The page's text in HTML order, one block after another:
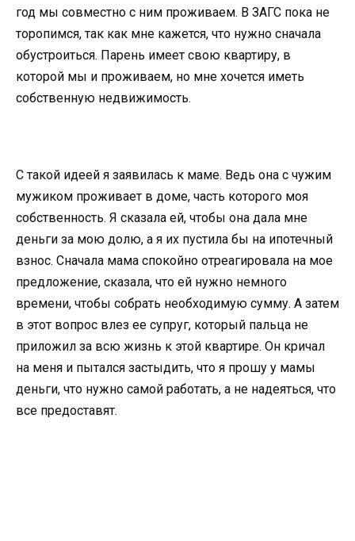
год мы совместно с ним проживаем. В ЗАГС пока не
торопимся, так как мне кажется, что нужно сначала
обустроиться. Парень имеет свою квартиру, в
которой мы и проживаем, но мне хочется иметь
собственную недвижимость.
С такой идеей я заявилась к маме. Ведь она с чужим
мужиком проживает в доме, часть которого моя
собственность. Я сказала ей, чтобы она дала мне
деньги за мою долю, а я их пустила бы на ипотечный
взнос. Сначала мама спокойно отреагировала на мое
предложение, сказала, что ей нужно немного
времени, чтобы собрать необходимую сумму. А затем
в этот вопрос влез ее супруг, который пальца не
приложил за всю жизнь к этой квартире. Он кричал
на меня и пытался застыдить, что я прошу у мамы
деньги, что нужно самой работать, а не надеяться, что
все предоставят.